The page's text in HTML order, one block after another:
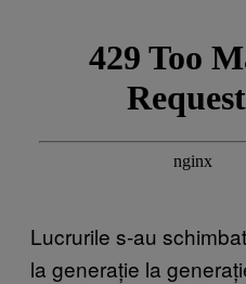
Lucrurile s-au
la generație la